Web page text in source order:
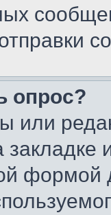
опрос?
или
формой